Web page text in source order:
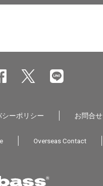
シーポリシー お問合せ
Overseas Contact